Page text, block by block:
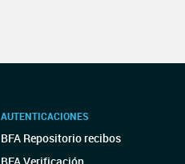
AUTENTICACIONES
BFA Repositorio recibos